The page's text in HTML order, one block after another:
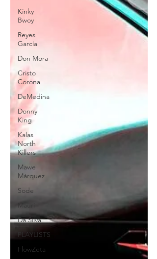
Kinky
Bwoy
Reyes
García
Don Mora
Cristo
Corona
DeMedina
Donny
King
Kalas
North
Killers
Mawe
Márquez
Sode
Mauri
Da Silva
PLAYLISTS
FlowZeta